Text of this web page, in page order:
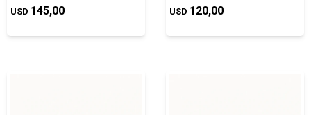
USD 145,00 USD 120,00